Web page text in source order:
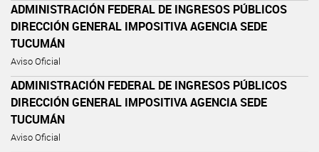
ADMINISTRACIÓN FEDERAL DE INGRESOS PÚBLICOS
DIRECCIÓN GENERAL IMPOSITIVA AGENCIA SEDE
TUCUMÁN
Aviso Oficial
ADMINISTRACIÓN FEDERAL DE INGRESOS PÚBLICOS
DIRECCIÓN GENERAL IMPOSITIVA AGENCIA SEDE
TUCUMÁN
Aviso Oficial